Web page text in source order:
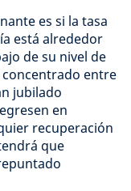
es si la tasa
está alrededor
de su nivel de
concentrado entre
jubilado
en
recuperación
que